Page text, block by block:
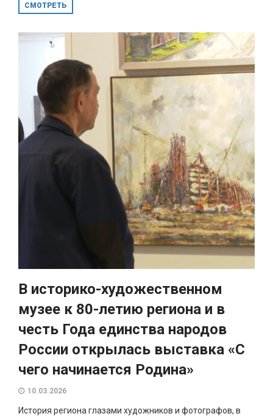
СМОТРЕТЬ
В историко-художественном
музее к 80-летию региона и в
честь Года единства народов
России открылась выставка «С
чего начинается Родина»
10.03.2026
История региона глазами художников и фотографов, в